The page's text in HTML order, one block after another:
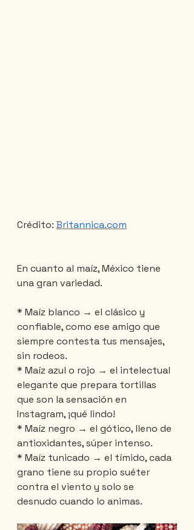
Crédito: Britannica.com
En cuanto al maíz, México tiene
una gran variedad.
* Maíz blanco → el clásico y
confiable, como ese amigo que
siempre contesta tus mensajes,
sin rodeos.
* Maíz azul o rojo → el intelectual
elegante que prepara tortillas
que son la sensación en
Instagram, ¡qué lindo!
* Maíz negro → el gótico, lleno de
antioxidantes, súper intenso.
* Maíz tunicado → el tímido, cada
grano tiene su propio suéter
contra el viento y solo se
desnudo cuando lo animas.